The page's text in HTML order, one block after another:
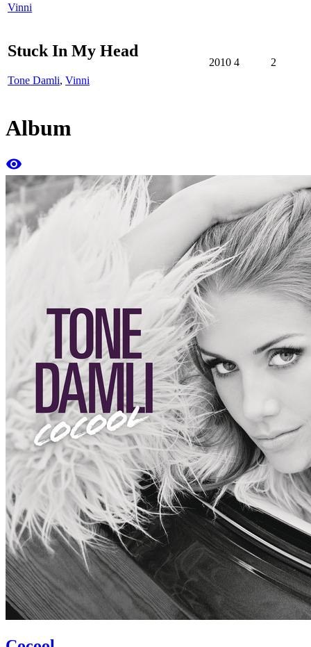
Vinni
Stuck In My Head
Tone Damli, Vinni
2010 4 2
Album
remove_red_eye